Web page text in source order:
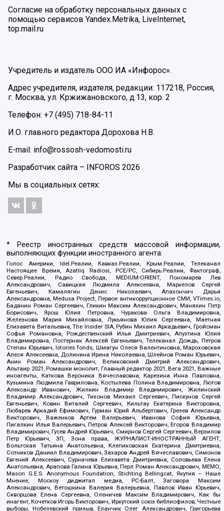
Согласие на обработку персональных данных с
помощью сервисов Yandex.Metrika, LiveInternet,
top.mail.ru
Учредитель и издатель ООО ИА «Инфорос».
Адрес учредителя, издателя, редакции: 117218, Россия,
г. Москва, ул. Кржижановского, д.13, кор. 2
Телефон: +7 (495) 718-84-11
И.О. главного редактора Дорохова Н.В.
E-mail: info@rossosh-vedomosti.ru
Разработчик сайта – INFOROS 2026
Мы в социальных сетях:
* Реестр иностранных средств массовой информации,
выполняющих функции иностранного агента:
Голос Америки, Idel.Реалии, Кавказ.Реалии, Крым.Реалии, Телеканал
Настоящее Время, Azatliq Radiosi, PCE/PC, Сибирь.Реалии, Фактограф,
Север.Реалии, Радио Свобода, MEDIUM-ORIENT, Пономарев Лев
Александрович, Савицкая Людмила Алексеевна, Маркелов Сергей
Евгеньевич, Камалягин Денис Николаевич, Апахончич Дарья
Александровна, Medusa Project, Первое антикоррупционное СМИ, VTimes.io,
Баданин Роман Сергеевич, Гликин Максим Александрович, Маняхин Петр
Борисович, Ярош Юлия Петровна, Чуракова Ольга Владимировна,
Железнова Мария Михайловна, Лукьянова Юлия Сергеевна, Маетная
Елизавета Витальевна, The Insider SIA, Рубин Михаил Аркадьевич, Гройсман
Софья Романовна, Рождественский Илья Дмитриевич, Апухтина Юлия
Владимировна, Постернак Алексей Евгеньевич, Телеканал Дождь, Петров
Степан Юрьевич, Istories fonds, Шмагун Олеся Валентиновна, Мароховская
Алеся Алексеевна, Долинина Ирина Николаевна, Шлейнов Роман Юрьевич,
Анин Роман Александрович, Великовский Дмитрий Александрович,
Альтаир 2021, Ромашки монолит, Главный редактор 2021, Вега 2021, Важные
иноагенты, Каткова Вероника Вячеславовна, Карезина Инна Павловна,
Кузьмина Людмила Гавриловна, Костылева Полина Владимировна, Лютов
Александр Иванович, Жилкин Владимир Владимирович, Жилинский
Владимир Александрович, Тихонов Михаил Сергеевич, Пискунов Сергей
Евгеньевич, Ковин Виталий Сергеевич, Кильтау Екатерина Викторовна,
Любарев Аркадий Ефимович, Гурман Юрий Альбертович, Грезев Александр
Викторович, Важенков Артем Валерьевич, Иванова София Юрьевна,
Пигалкин Илья Валерьевич, Петров Алексей Викторович, Егоров Владимир
Владимирович, Гусев Андрей Юрьевич, Смирнов Сергей Сергеевич, Верзилов
Петр Юрьевич, ЗП, Зона права, ЖУРНАЛИСТ-ИНОСТРАННЫЙ АГЕНТ,
Вольтская Татьяна Анатольевна, Клепиковская Екатерина Дмитриевна,
Сотников Даниил Владимирович, Захаров Андрей Вячеславович, Симонов
Евгений Алексеевич, Сурначева Елизавета Дмитриевна, Соловьева Елена
Анатольевна, Арапова Галина Юрьевна, Перл Роман Александрович, МЕМО,
Mason G.E.S. Anonymous Foundation, Stichting Bellingcat, Якутия – Наше
Мнение, Москоу диджитал медиа, РС-Балт, Заговора Максим
Александрович, Ветошкина Валерия Валерьевна, Павлов Иван Юрьевич,
Скворцова Елена Сергеевна, Оленичев Максим Владимирович, Как бы
инагент, Кочетков Игорь Викторович, Иркутский союз библиофилов, Честные
выборы, Нобелевский призыв, Еланчик Олег Александрович, Григорьева